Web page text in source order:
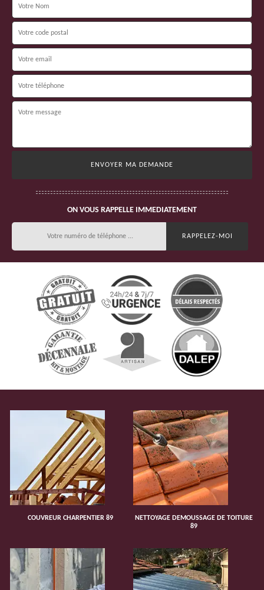
ON VOUS RAPPELLE IMMEDIATEMENT
COUVREUR CHARPENTIER 89
NETTOYAGE DEMOUSSAGE DE TOITURE
89